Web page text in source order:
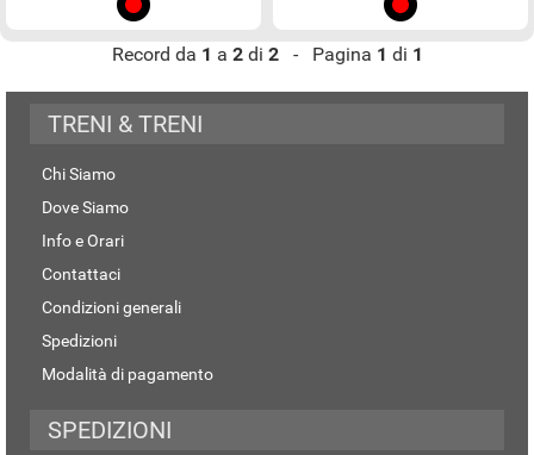
Record da 1 a 2di 2- Pagina 1 di 1
TRENI & TRENI
Chi Siamo
Dove Siamo
Info e Orari
Contattaci
Condizioni generali
Spedizioni
Modalità di pagamento
SPEDIZIONI